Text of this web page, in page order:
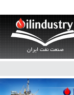
صنعت نفت ایران